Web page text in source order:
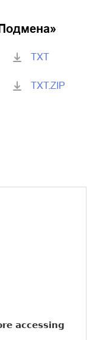
Подмена»
TXT
TXT.ZIP